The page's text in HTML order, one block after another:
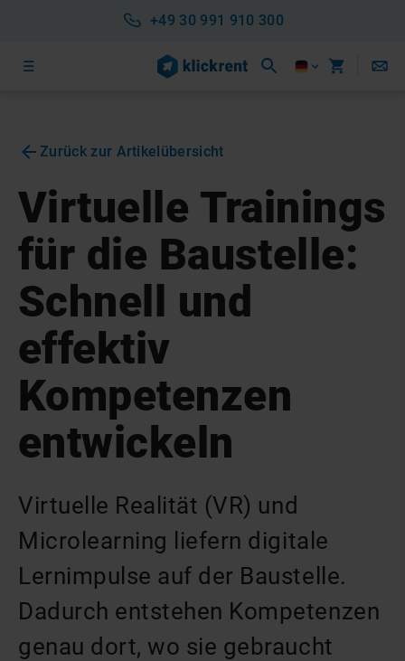
+49 30 991 910 300
Zurück zur Artikelübersicht
Virtuelle Trainings
für die Baustelle:
Schnell und
effektiv
Kompetenzen
entwickeln
Virtuelle Realität (VR) und
Microlearning liefern digitale
Lernimpulse auf der Baustelle.
Dadurch entstehen Kompetenzen
genau dort, wo sie gebraucht